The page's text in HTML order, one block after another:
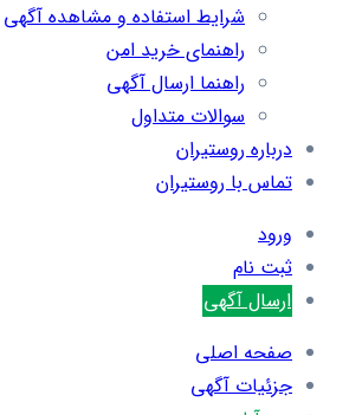
شرایط استفاده و مشاهده آگهی
راهنمای خرید امن
راهنما ارسال آگهی
سوالات متداول
درباره روستیران
تماس با روستیران
ورود
ثبت نام
ارسال آگهی
صفحه اصلی
جزئیات آگهی